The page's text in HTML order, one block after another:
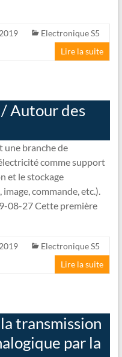
Electronique S5
Lire la suite
Autour des
une branche de
comme support
et le stockage
commande, etc.).
08-27 Cette première
Electronique S5
Lire la suite
transmission
par la